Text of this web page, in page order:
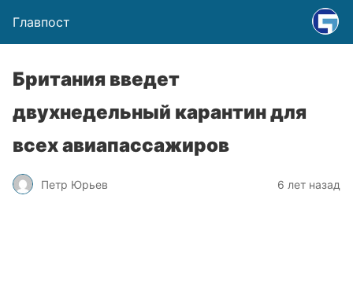
Главпост
Британия введет
двухнедельный карантин для
всех авиапассажиров
Петр Юрьев 6 лет назад